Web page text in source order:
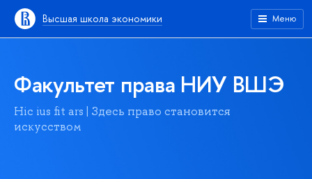
Высшая школа экономики Меню
Факультет права НИУ ВШЭ
Hic ius fit ars | Здесь право становится
искусством